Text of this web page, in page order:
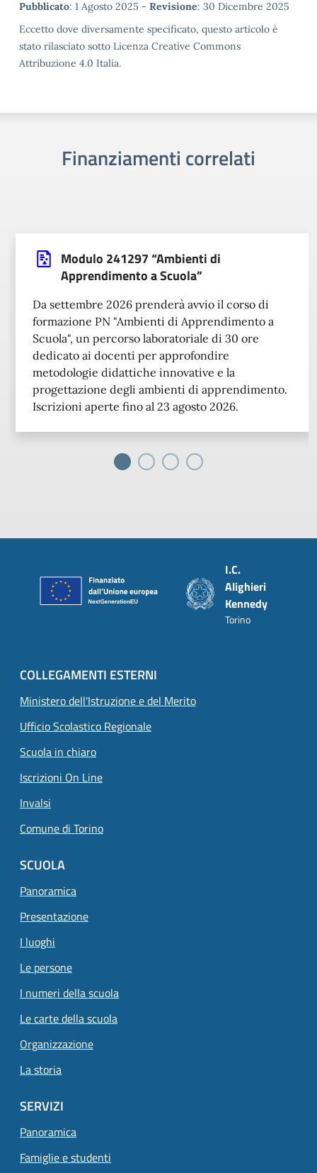
Metadata
Pubblicato: 1 Agosto 2025 - Revisione: 30 Dicembre 2025
Eccetto dove diversamente specificato, questo articolo è
stato rilasciato sotto Licenza Creative Commons
Attribuzione 4.0 Italia.
Finanziamenti correlati
Modulo 241297 “Ambienti di
Apprendimento a Scuola”
Da settembre 2026 prenderà avvio il corso di
formazione PN "Ambienti di Apprendimento a
Scuola", un percorso laboratoriale di 30 ore
dedicato ai docenti per approfondire
metodologie didattiche innovative e la
progettazione degli ambienti di apprendimento.
Iscrizioni aperte fino al 23 agosto 2026.
I.C.
Alighieri
Kennedy
Torino
COLLEGAMENTI ESTERNI
Ministero dell'Istruzione e del Merito
Ufficio Scolastico Regionale
Scuola in chiaro
Iscrizioni On Line
Invalsi
Comune di Torino
SCUOLA
Panoramica
Presentazione
I luoghi
Le persone
I numeri della scuola
Le carte della scuola
Organizzazione
La storia
SERVIZI
Panoramica
Famiglie e studenti